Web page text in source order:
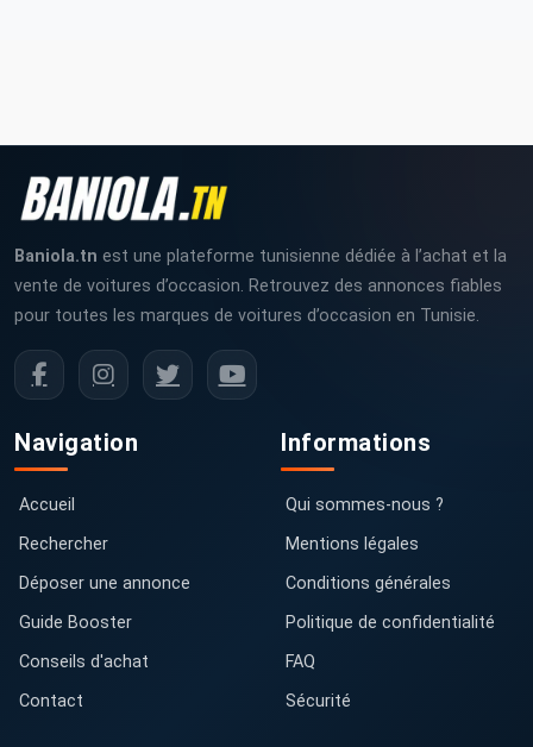
Baniola.tn est une plateforme tunisienne dédiée à l’achat et la
vente de voitures d’occasion. Retrouvez des annonces fiables
pour toutes les marques de voitures d’occasion en Tunisie.
Navigation
Accueil
Rechercher
Déposer une annonce
Guide Booster
Conseils d'achat
Contact
Informations
Qui sommes-nous ?
Mentions légales
Conditions générales
Politique de confidentialité
FAQ
Sécurité